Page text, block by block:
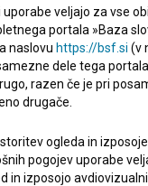
bukve
igrana film
veljajo za vse
portala »Baza
naslovu https://bsf.si (v
dele tega
razen če je pri
drugače.
ogleda in
pogojev uporabe
in izposojo